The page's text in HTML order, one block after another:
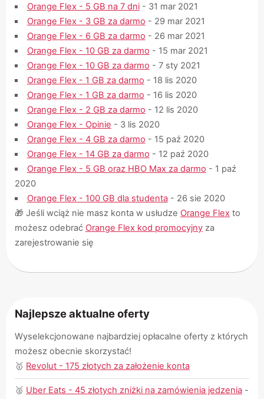
Orange Flex - 5 GB na 7 dni- 31 mar 2021
Orange Flex - 3 GB za darmo - 29 mar 2021
Orange Flex - 6 GB za darmo - 26 mar 2021
Orange Flex - 10 GB za darmo - 15 mar 2021
Orange Flex - 10 GB za darmo - 7 sty 2021
Orange Flex - 1 GB za darmo - 18 lis 2020
Orange Flex - 1 GB za darmo - 16 lis 2020
Orange Flex - 2 GB za darmo - 12 lis 2020
Orange Flex - Opinie - 3 lis 2020
Orange Flex - 4 GB za darmo - 15 paź 2020
Orange Flex - 14 GB za darmo - 12 paź 2020
Orange Flex - 5 GB oraz HBO Max za darmo - 1 paź
2020
Orange Flex - 100 GB dla studenta- 26 sie 2020
🎁 Jeśli wciąż nie masz konta w usłudze Orange Flex to
możesz odebrać Orange Flex kod promocyjny za
zarejestrowanie się
Najlepsze aktualne oferty
Wyselekcjonowane najbardziej opłacalne oferty z których
możesz obecnie skorzystać!
🥇 Revolut - 175 złotych za założenie konta
🥈 Uber Eats - 45 złotych zniżki na zamówienia jedzenia -